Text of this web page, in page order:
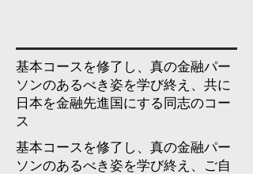
基本コースを修了し、真の金融パー
ソンのあるべき姿を学び終え、共に
日本を金融先進国にする同志のコー
ス
基本コースを修了し、真の金融パー
ソンのあるべき姿を学び終え、ご自